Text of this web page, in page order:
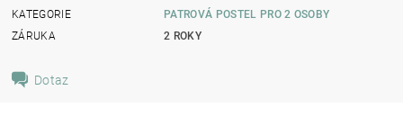
KATEGORIE
PATROVÁ POSTEL PRO 2 OSOBY
ZÁRUKA
2 ROKY
Dotaz